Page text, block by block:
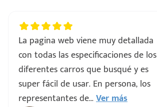
La pagina web viene muy detallada
con todas las especificaciones de los
diferentes carros que busqué y es
super fácil de usar. En persona, los
representantes de...Ver más